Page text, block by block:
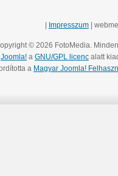
Impresszum |
© 2026 FotoMedia.
Joomla! a GNU/GPL licenc alatt
a Magyar Joomla!